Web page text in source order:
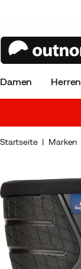
Damen Herren
Startseite Marken